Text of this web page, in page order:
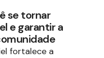
se tornar
e garantir a
fortalece a